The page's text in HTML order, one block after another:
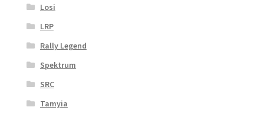
Losi
LRP
Rally Legend
Spektrum
SRC
Tamyia